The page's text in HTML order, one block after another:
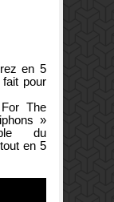
en 5
pour
The
»
du
en 5